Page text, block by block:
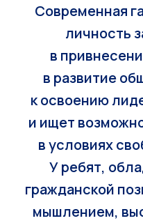
Современная
личность
в
в развитие
к освоению
и ищет
в условиях
У ребят,
гражданской
мышлением,